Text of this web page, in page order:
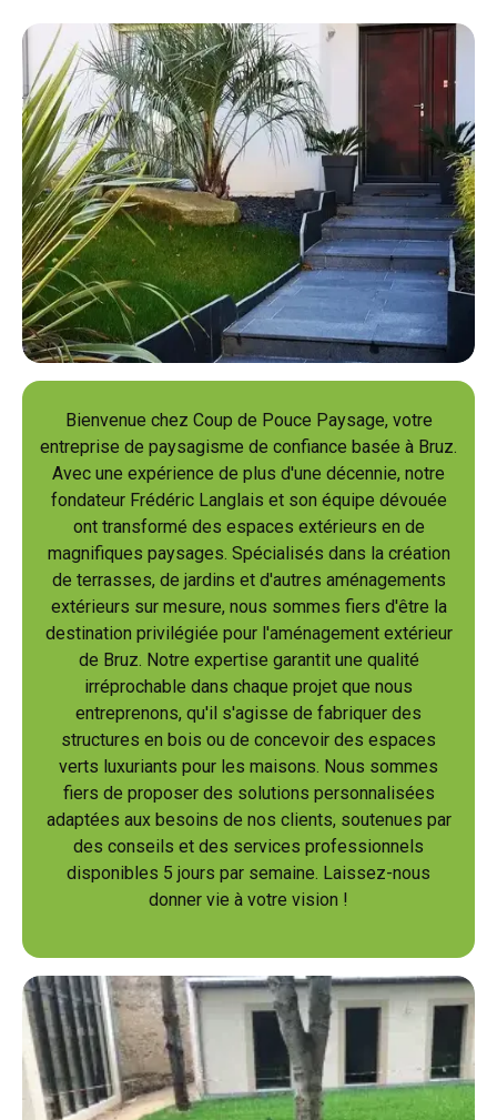
Bienvenue chez Coup de Pouce Paysage, votre
entreprise de paysagisme de confiance basée à Bruz.
Avec une expérience de plus d'une décennie, notre
fondateur Frédéric Langlais et son équipe dévouée
ont transformé des espaces extérieurs en de
magnifiques paysages. Spécialisés dans la création
de terrasses, de jardins et d'autres aménagements
extérieurs sur mesure, nous sommes fiers d'être la
destination privilégiée pour l'aménagement extérieur
de Bruz. Notre expertise garantit une qualité
irréprochable dans chaque projet que nous
entreprenons, qu'il s'agisse de fabriquer des
structures en bois ou de concevoir des espaces
verts luxuriants pour les maisons. Nous sommes
fiers de proposer des solutions personnalisées
adaptées aux besoins de nos clients, soutenues par
des conseils et des services professionnels
disponibles 5 jours par semaine. Laissez-nous
donner vie à votre vision !